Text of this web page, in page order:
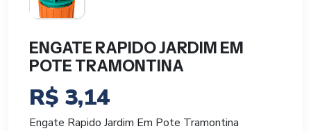
ENGATE RAPIDO JARDIM EM
POTE TRAMONTINA
R$ 3,14
Engate Rapido Jardim Em Pote Tramontina